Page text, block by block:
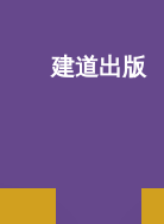
建道出版